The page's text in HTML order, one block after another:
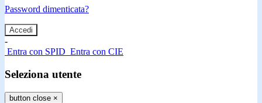
Password dimenticata?
-
Entra con SPID Entra con CIE
Seleziona utente
button close ×